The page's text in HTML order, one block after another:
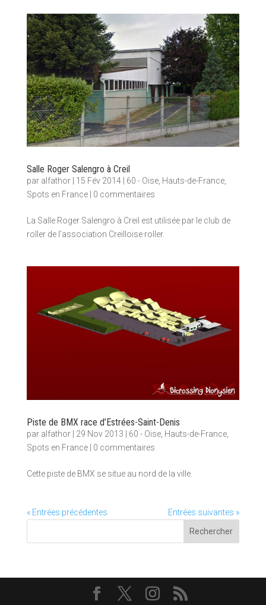
Salle Roger Salengro à Creil
par alfathor| 15 Fév 2014| 60 - Oise, Hauts-de-France,
Spots en France| 0 commentaires
La Salle Roger Salengro à Creil est utilisée par le club de
roller de l’association Creilloise roller.
Piste de BMX race d’Estrées-Saint-Denis
par alfathor| 29 Nov 2013 60 - Oise, Hauts-de-France,
Spots en France| 0 commentaires
Cette piste de BMX se situe au nord de la ville.
« Entrées précédentes
Entrées suivantes »
Rechercher